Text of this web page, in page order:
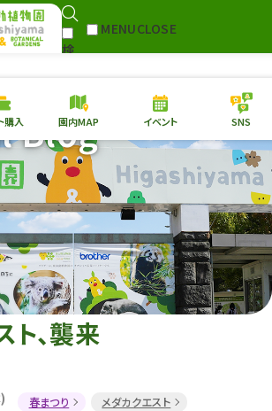
検
MENUCLOSE
本日の開園情報 チケ
園内MAP イベント
総合案内
動物園 植物園
再生プラン
東山動植物園
への支援
購入 園内MAP イベント SNS
Blog
ト、襲来
春まつり メダカクエスト